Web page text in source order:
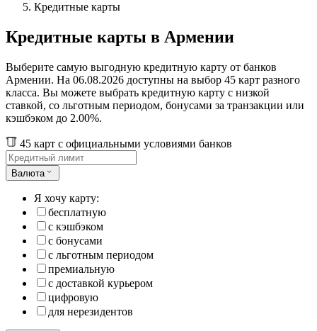
Кредитные карты
Кредитные карты в Армении
Выберите самую выгодную кредитную карту от банков
Армении. На 06.08.2026 доступны на выбор 45 карт разного
класса. Вы можете выбрать кредитную карту с низкой
ставкой, со льготным периодом, бонусами за транзакции или
кэшбэком до 2.00%.
45 карт с официальными условиями банков
Валюта
Я хочу карту:
бесплатную
с кэшбэком
с бонусами
с льготным периодом
премиальную
с доставкой курьером
цифровую
для нерезидентов